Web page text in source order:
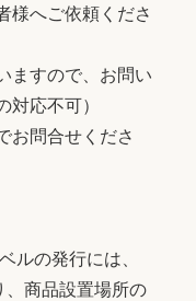
様へご依頼くださ
ますので、お問い
対応不可）
お問合せくださ
ルの発行には、
、商品設置場所の